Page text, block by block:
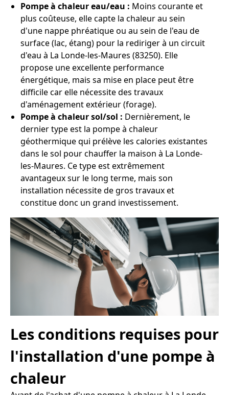
Pompe à chaleur eau/eau : Moins courante et
plus coûteuse, elle capte la chaleur au sein
d'une nappe phréatique ou au sein de l'eau de
surface (lac, étang) pour la rediriger à un circuit
d'eau à La Londe-les-Maures (83250). Elle
propose une excellente performance
énergétique, mais sa mise en place peut être
difficile car elle nécessite des travaux
d'aménagement extérieur (forage).
Pompe à chaleur sol/sol : Dernièrement, le
dernier type est la pompe à chaleur
géothermique qui prélève les calories existantes
dans le sol pour chauffer la maison à La Londe-
les-Maures. Ce type est extrêmement
avantageux sur le long terme, mais son
installation nécessite de gros travaux et
constitue donc un grand investissement.
Les conditions requises pour
l'installation d'une pompe à
chaleur